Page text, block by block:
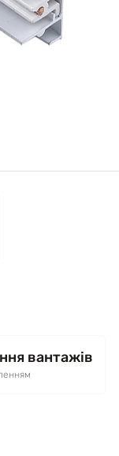
вантажів